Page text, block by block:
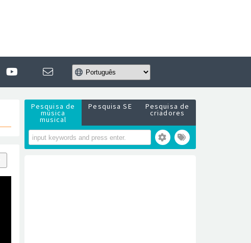
Pesquisa de
música
musical
Pesquisa SE Pesquisa de
criadores